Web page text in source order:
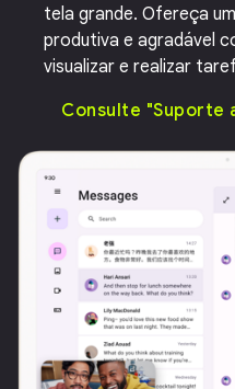
tela grande. Ofereça
produtiva e agradável
visualizar e realizar
Consulte